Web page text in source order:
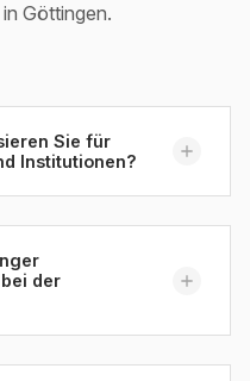
Göttingen.
Sie für
Institutionen?
Spektrum
Göttingen: Von
für Technologie-
wissenschaftliche
aus dem
der
wie die Max-Planck-